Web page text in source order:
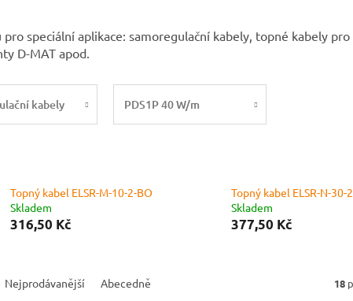
speciální aplikace: samoregulační kabely, topné kabely
D-MAT apod.
kabely PDS1P 40 W/m
Topný kabel ELSR-M-10-2-BO
Skladem
316,50 Kč
Topný kabel ELSR-N-30-
Skladem
377,50 Kč
Nejprodávanější Abecedně 18